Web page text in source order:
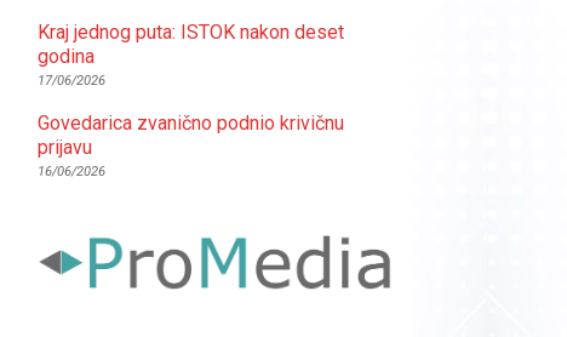
Kraj jednog puta: ISTOK nakon deset
godina
17/06/2026
Govedarica zvanično podnio krivičnu
prijavu
16/06/2026